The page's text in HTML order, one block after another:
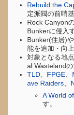
Rebuild the
定派閥の前哨
Rock Canyon
Bunkerに侵入
Bunker(住居)
能を追加・向
対象となる地
al Wastelandの
TLD
FPGE
ave Raiders
A World
す。